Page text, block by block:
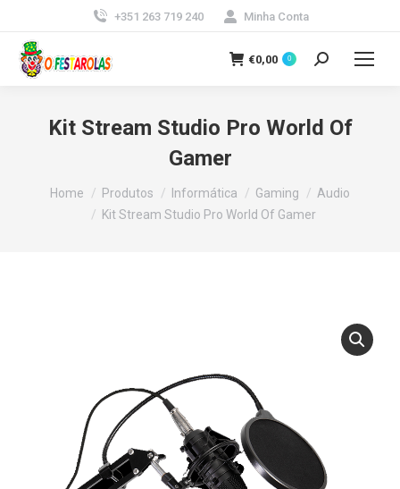
+351 263 719 240 Minha Conta
€0,00 0 Search:
Kit Stream Studio Pro World Of
Gamer
You are here:
Home Produtos Informática Gaming
Audio
Kit Stream Studio Pro World Of Gamer